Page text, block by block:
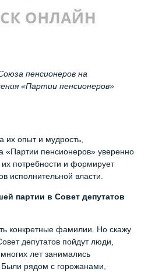
пенсионеров на
«Партии пенсионеров»
их опыт и мудрость,
«Партии пенсионеров» уверенно
потребности и формирует
исполнительной власти.
партии в Совет депутатов
конкретные фамилии. Но скажу
депутатов пойдут люди,
лет занимались
рядом с горожанами,